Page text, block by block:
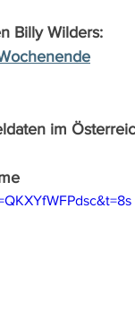
Billy Wilders:
im